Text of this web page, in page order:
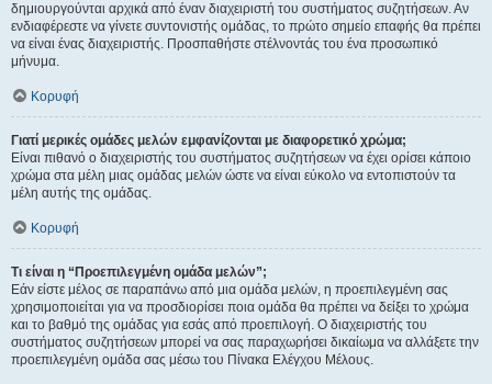
δημιουργούνται αρχικά από έναν διαχειριστή του συστήματος συζητήσεων. Αν
ενδιαφέρεστε να γίνετε συντονιστής ομάδας, το πρώτο σημείο επαφής θα πρέπει
να είναι ένας διαχειριστής. Προσπαθήστε στέλνοντάς του ένα προσωπικό
μήνυμα.
Κορυφή
Γιατί μερικές ομάδες μελών εμφανίζονται με διαφορετικό χρώμα;
Είναι πιθανό ο διαχειριστής του συστήματος συζητήσεων να έχει ορίσει κάποιο
χρώμα στα μέλη μιας ομάδας μελών ώστε να είναι εύκολο να εντοπιστούν τα
μέλη αυτής της ομάδας.
Κορυφή
Τι είναι η “Προεπιλεγμένη ομάδα μελών”;
Εάν είστε μέλος σε παραπάνω από μια ομάδα μελών, η προεπιλεγμένη σας
χρησιμοποιείται για να προσδιορίσει ποια ομάδα θα πρέπει να δείξει το χρώμα
και το βαθμό της ομάδας για εσάς από προεπιλογή. Ο διαχειριστής του
συστήματος συζητήσεων μπορεί να σας παραχωρήσει δικαίωμα να αλλάξετε την
προεπιλεγμένη ομάδα σας μέσω του Πίνακα Ελέγχου Μέλους.